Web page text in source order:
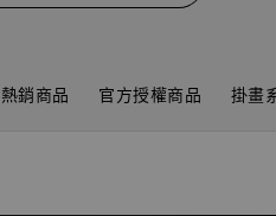
熱銷商品 官方授權商品 掛畫